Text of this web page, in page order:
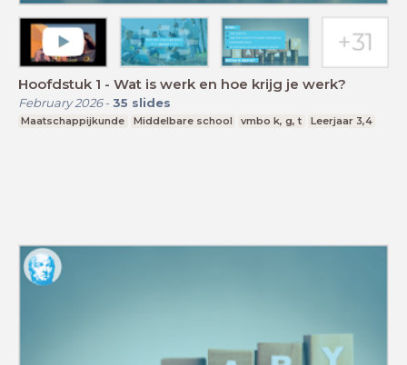
Hoofdstuk 1 - Wat is werk en hoe krijg je werk?
February 2026- 35 slides
Maatschappijkunde Middelbare school vmbo k, g, t Leerjaar 3,4